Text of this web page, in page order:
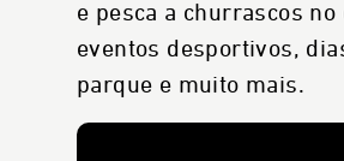
e pesca a churrascos no
eventos desportivos,
parque e muito mais.